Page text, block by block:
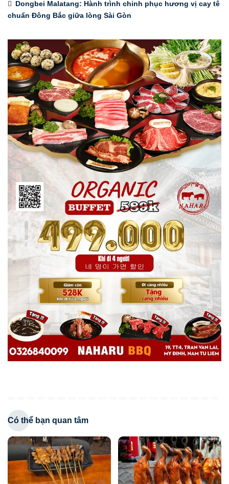
Dongbei Malatang: Hành trình chinh phục hương vị cay tê
chuẩn Đông Bắc giữa lòng Sài Gòn
Có thể bạn quan tâm